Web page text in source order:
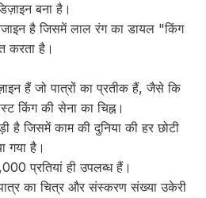
बना है।
है जिसमें लाल रंग का डायल "किंग
करता है।
हैं जो पात्रों का प्रतीक हैं, जैसे कि
किंग की सेना का चिह्न।
जिसमें काम की दुनिया की हर छोटी
गया है।
प्रतियां ही उपलब्ध हैं।
का चित्र और संस्करण संख्या उकेरी